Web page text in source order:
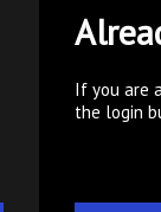
If you are
the login